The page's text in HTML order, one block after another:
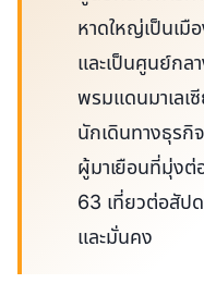
หาดใหญ่เป็นเมื
และเป็นศูนย์กล
พรมแดนมาเลเ
นักเดินทางธุรกิ
ผู้มาเยือนที่มุ่งต่
63 เที่ยวต่อสัปด
และมั่นคง